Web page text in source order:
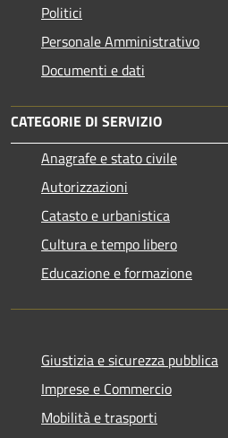
Politici
Personale Amministrativo
Documenti e dati
CATEGORIE DI SERVIZIO
Anagrafe e stato civile
Autorizzazioni
Catasto e urbanistica
Cultura e tempo libero
Educazione e formazione
Giustizia e sicurezza pubblica
Imprese e Commercio
Mobilità e trasporti